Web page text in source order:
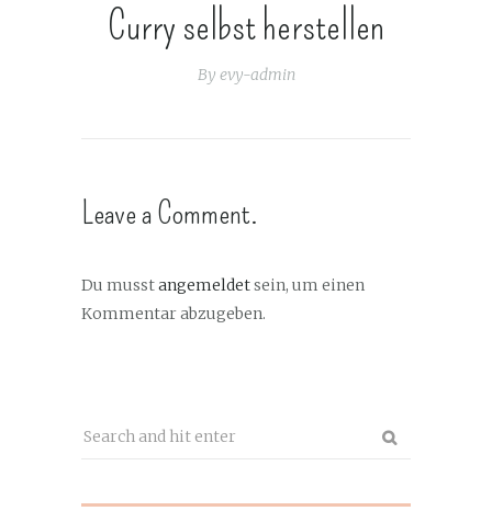
Curry selbst herstellen
By evy-admin
Leave a Comment.
Du musstangemeldetsein, um einen
Kommentar abzugeben.